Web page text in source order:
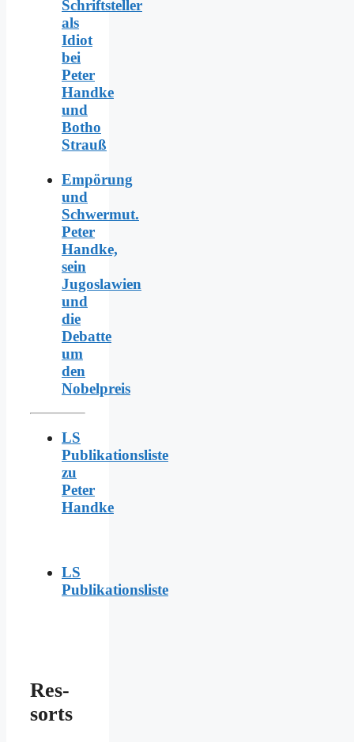
Schriftsteller
als
Idiot
bei
Peter
Handke
und
Botho
Strauß
Empörung
und
Schwermut.
Peter
Handke,
sein
Jugoslawien
und
die
Debatte
um
den
Nobelpreis
LS
Publikationsliste
zu
Peter
Handke
LS
Publikationsliste
Res­
sorts